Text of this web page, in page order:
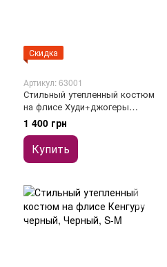
Скидка
Артикул: 63001
Стильный утепленный костюм
на флисе Худи+джогеры
белый
1 400 грн
Купить